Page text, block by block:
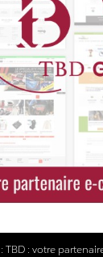
TBD : votre